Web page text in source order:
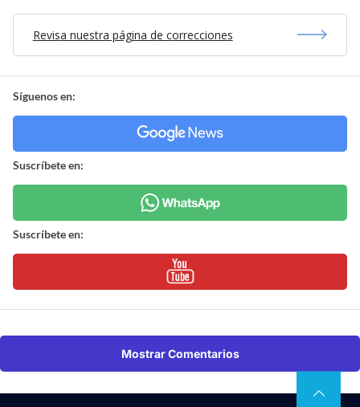
Revisa nuestra página de correcciones
Síguenos en:
Suscríbete en:
Suscríbete en:
Mostrar Comentarios